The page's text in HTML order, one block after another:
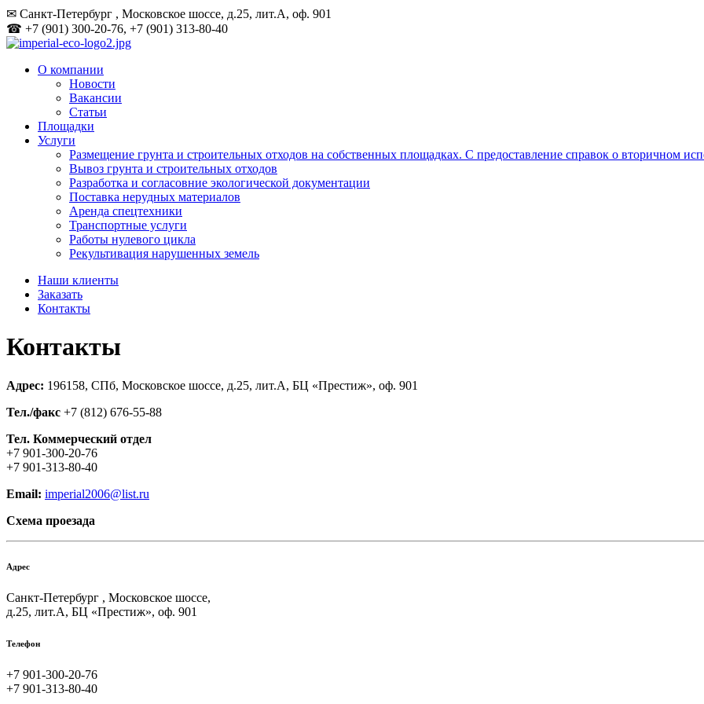
✉ Санкт-Петербург , Московское шоссе, д.25, лит.А, оф. 901
☎ +7 (901) 300-20-76, +7 (901) 313-80-40
О компании
Новости
Вакансии
Статьи
Площадки
Услуги
Размещение грунта и строительных отходов на собственных площадках. С предоставление справок о вторичном
Вывоз грунта и строительных отходов
Разработка и согласовние экологической документации
Поставка нерудных материалов
Аренда спецтехники
Транспортные услуги
Работы нулевого цикла
Рекультивация нарушенных земель
Наши клиенты
Заказать
Контакты
Контакты
Адрес: 196158, СПб, Московское шоссе, д.25, лит.А, БЦ «Престиж», оф. 901
Тел./факс +7 (812) 676-55-88
Тел. Коммерческий отдел
+7 901-300-20-76
+7 901-313-80-40
Email: imperial2006@list.ru
Схема проезада
Адрес
Санкт-Петербург , Московское шоссе,
д.25, лит.А, БЦ «Престиж», оф. 901
Телефон
+7 901-300-20-76
+7 901-313-80-40